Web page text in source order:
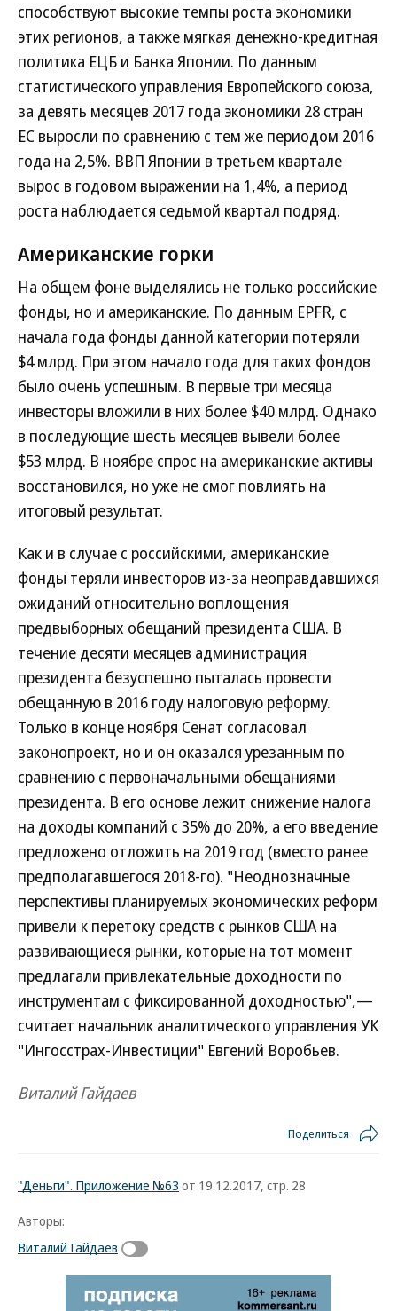
способствуют высокие темпы роста экономики
этих регионов, а также мягкая денежно-кредитная
политика ЕЦБ и Банка Японии. По данным
статистического управления Европейского союза,
за девять месяцев 2017 года экономики 28 стран
ЕС выросли по сравнению с тем же периодом 2016
года на 2,5%. ВВП Японии в третьем квартале
вырос в годовом выражении на 1,4%, а период
роста наблюдается седьмой квартал подряд.
Американские горки
На общем фоне выделялись не только российские
фонды, но и американские. По данным EPFR, с
начала года фонды данной категории потеряли
$4 млрд. При этом начало года для таких фондов
было очень успешным. В первые три месяца
инвесторы вложили в них более $40 млрд. Однако
в последующие шесть месяцев вывели более
$53 млрд. В ноябре спрос на американские активы
восстановился, но уже не смог повлиять на
итоговый результат.
Как и в случае с российскими, американские
фонды теряли инвесторов из-за неоправдавшихся
ожиданий относительно воплощения
предвыборных обещаний президента США. В
течение десяти месяцев администрация
президента безуспешно пыталась провести
обещанную в 2016 году налоговую реформу.
Только в конце ноября Сенат согласовал
законопроект, но и он оказался урезанным по
сравнению с первоначальными обещаниями
президента. В его основе лежит снижение налога
на доходы компаний с 35% до 20%, а его введение
предложено отложить на 2019 год (вместо ранее
предполагавшегося 2018-го). "Неоднозначные
перспективы планируемых экономических реформ
привели к перетоку средств с рынков США на
развивающиеся рынки, которые на тот момент
предлагали привлекательные доходности по
инструментам с фиксированной доходностью",—
считает начальник аналитического управления УК
"Ингосстрах-Инвестиции" Евгений Воробьев.
Виталий Гайдаев
Поделиться
"Деньги". Приложение №63 от 19.12.2017, стр. 28
Авторы:
Виталий Гайдаев